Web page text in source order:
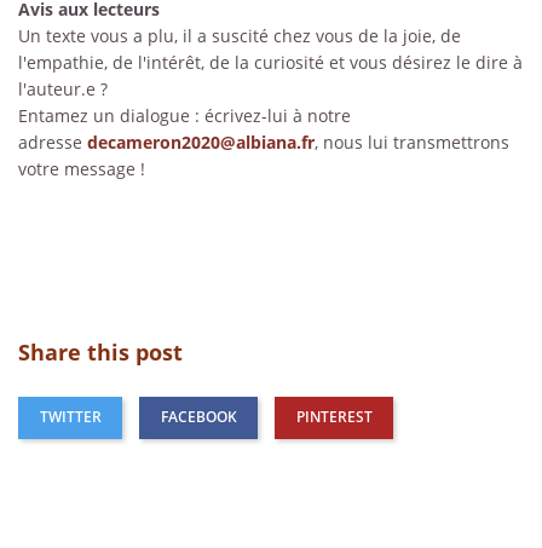
Avis aux lecteurs
Un texte vous a plu, il a suscité chez vous de la joie, de
l'empathie, de l'intérêt, de la curiosité et vous désirez le dire à
l'auteur.e ?
Entamez un dialogue : écrivez-lui à notre
adresse decameron2020@albiana.fr, nous lui transmettrons
votre message !
Share this post
TWITTER FACEBOOK PINTEREST